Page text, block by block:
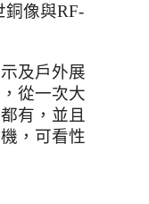
銅像與RF-
及戶外展
從一次大
有，並且
，可看性